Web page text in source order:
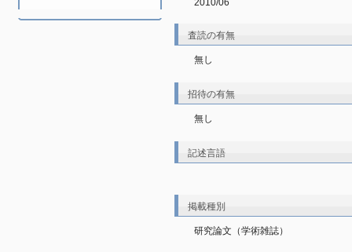
2010/06
査読の有無
無し
招待の有無
無し
記述言語
掲載種別
研究論文（学術雑誌）